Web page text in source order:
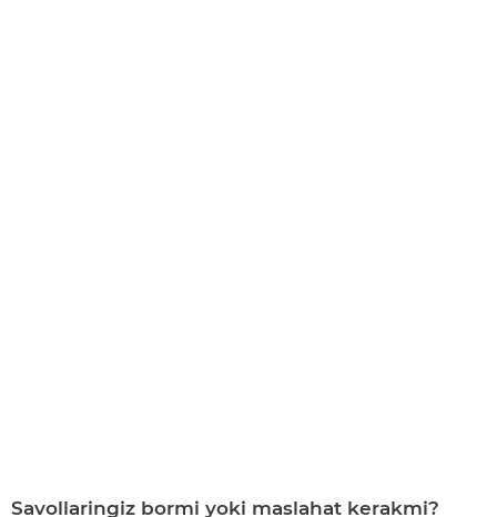
Savollaringiz bormi yoki maslahat kerakmi?